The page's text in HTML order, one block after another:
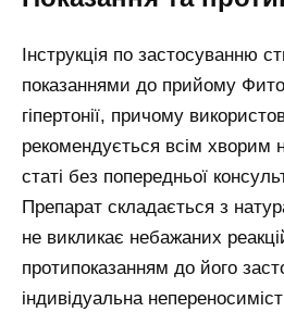
Інструкція по застосуванню
показаннями до прийому
гіпертонії, причому
рекомендується всім хворим
статі без попередньої
Препарат складається з
не викликає небажаних
протипоказанням до його
індивідуальна